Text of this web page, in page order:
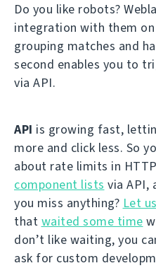
Do you like robots?
integration with them on
grouping matches and
second enables you to
via API.
API is growing fast,
more and click less. So
about rate limits in
component lists via API,
you miss anything? Let
that waited some time
don’t like waiting, you
ask for custom